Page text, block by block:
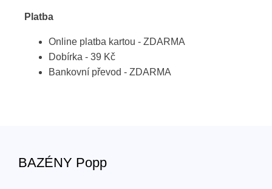
Platba
Online platba kartou - ZDARMA
Dobírka - 39 Kč
Bankovní převod - ZDARMA
BAZÉNY Popp